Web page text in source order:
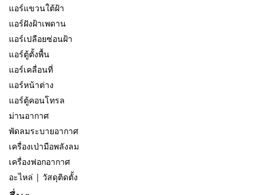
แอร์แขวนใต้ฝ้า
แอร์ฝังฝ้าเพดาน
แอร์เปลือยซ่อนฝ้า
แอร์ตู้ตั้งพื้น
แอร์เคลื่อนที่
แอร์หน้าต่าง
แอร์ตู้คอนโทรล
ม่านอากาศ
พัดลมระบายอากาศ
เครื่องเป่ามือพลังลม
เครื่องฟอกอากาศ
อะไหล่ | วัสดุติดตั้ง